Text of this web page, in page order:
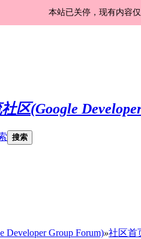
本站已关停，现有内容
搜索
Group Forum)»社区首